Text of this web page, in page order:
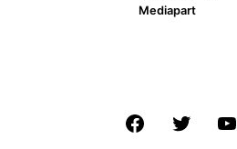
Mediapart
FacebookTwitter